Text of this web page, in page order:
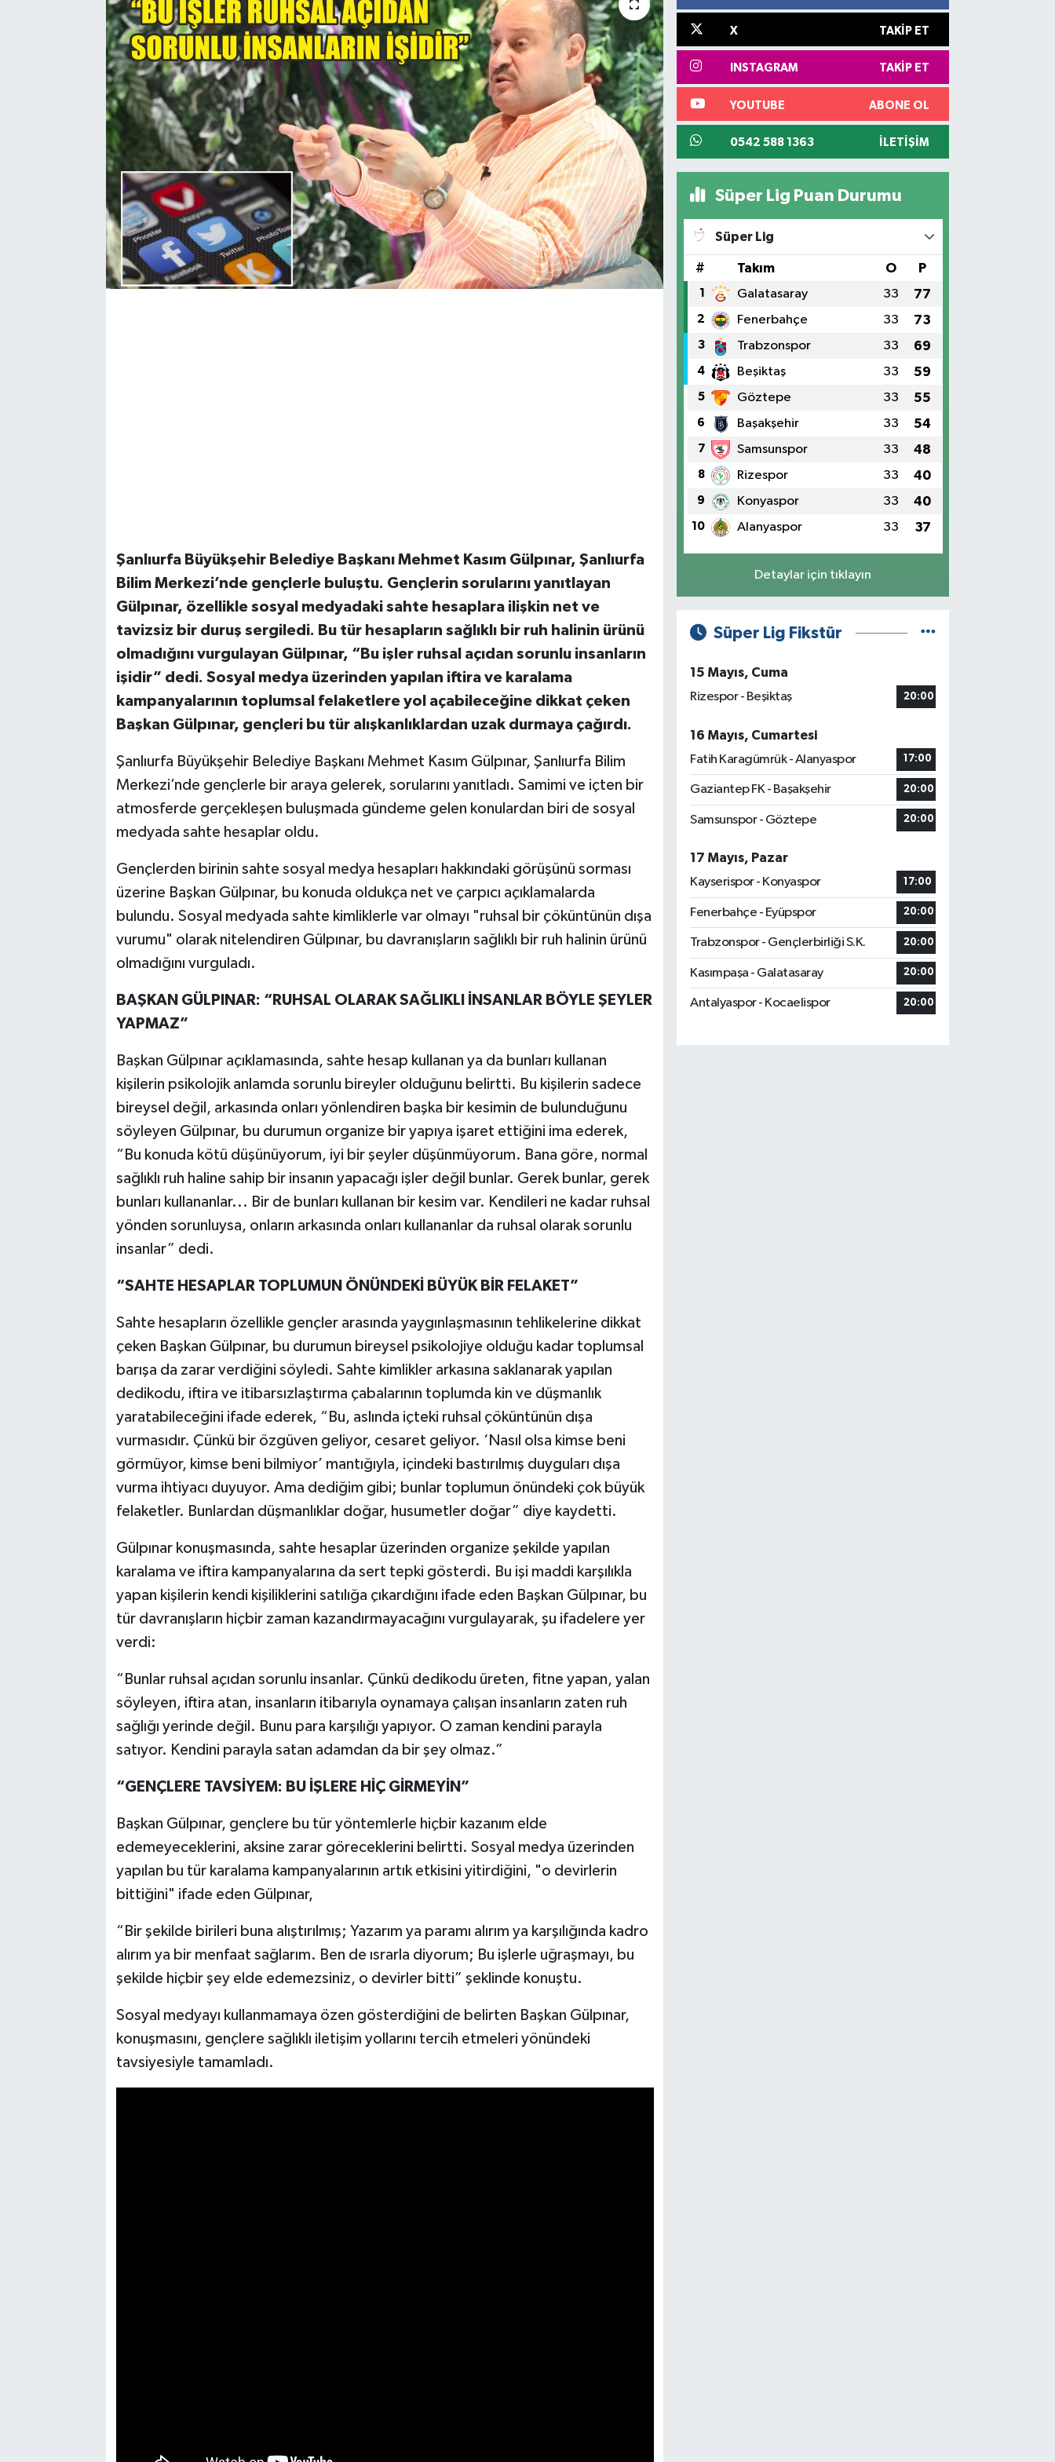
Şanlıurfa Büyükşehir Belediye Başkanı Mehmet Kasım Gülpınar, Şanlıurfa
Bilim Merkezi’nde gençlerle buluştu. Gençlerin sorularını yanıtlayan
Gülpınar, özellikle sosyal medyadaki sahte hesaplara ilişkin net ve
tavizsiz bir duruş sergiledi. Bu tür hesapların sağlıklı bir ruh halinin ürünü
olmadığını vurgulayan Gülpınar, “Bu işler ruhsal açıdan sorunlu insanların
işidir” dedi. Sosyal medya üzerinden yapılan iftira ve karalama
kampanyalarının toplumsal felaketlere yol açabileceğine dikkat çeken
Başkan Gülpınar, gençleri bu tür alışkanlıklardan uzak durmaya çağırdı.
Şanlıurfa Büyükşehir Belediye Başkanı Mehmet Kasım Gülpınar, Şanlıurfa Bilim
Merkezi’nde gençlerle bir araya gelerek, sorularını yanıtladı. Samimi ve içten bir
atmosferde gerçekleşen buluşmada gündeme gelen konulardan biri de sosyal
medyada sahte hesaplar oldu.
Gençlerden birinin sahte sosyal medya hesapları hakkındaki görüşünü sorması
üzerine Başkan Gülpınar, bu konuda oldukça net ve çarpıcı açıklamalarda
bulundu. Sosyal medyada sahte kimliklerle var olmayı "ruhsal bir çöküntünün dışa
vurumu" olarak nitelendiren Gülpınar, bu davranışların sağlıklı bir ruh halinin ürünü
olmadığını vurguladı.
BAŞKAN GÜLPINAR: “RUHSAL OLARAK SAĞLIKLI İNSANLAR BÖYLE ŞEYLER
YAPMAZ”
Başkan Gülpınar açıklamasında, sahte hesap kullanan ya da bunları kullanan
kişilerin psikolojik anlamda sorunlu bireyler olduğunu belirtti. Bu kişilerin sadece
bireysel değil, arkasında onları yönlendiren başka bir kesimin de bulunduğunu
söyleyen Gülpınar, bu durumun organize bir yapıya işaret ettiğini ima ederek,
“Bu konuda kötü düşünüyorum, iyi bir şeyler düşünmüyorum. Bana göre, normal
sağlıklı ruh haline sahip bir insanın yapacağı işler değil bunlar. Gerek bunlar, gerek
bunları kullananlar... Bir de bunları kullanan bir kesim var. Kendileri ne kadar ruhsal
yönden sorunluysa, onların arkasında onları kullananlar da ruhsal olarak sorunlu
insanlar” dedi.
“SAHTE HESAPLAR TOPLUMUN ÖNÜNDEKİ BÜYÜK BİR FELAKET”
Sahte hesapların özellikle gençler arasında yaygınlaşmasının tehlikelerine dikkat
çeken Başkan Gülpınar, bu durumun bireysel psikolojiye olduğu kadar toplumsal
barışa da zarar verdiğini söyledi. Sahte kimlikler arkasına saklanarak yapılan
dedikodu, iftira ve itibarsızlaştırma çabalarının toplumda kin ve düşmanlık
yaratabileceğini ifade ederek, “Bu, aslında içteki ruhsal çöküntünün dışa
vurmasıdır. Çünkü bir özgüven geliyor, cesaret geliyor. ‘Nasıl olsa kimse beni
görmüyor, kimse beni bilmiyor’ mantığıyla, içindeki bastırılmış duyguları dışa
vurma ihtiyacı duyuyor. Ama dediğim gibi; bunlar toplumun önündeki çok büyük
felaketler. Bunlardan düşmanlıklar doğar, husumetler doğar” diye kaydetti.
Gülpınar konuşmasında, sahte hesaplar üzerinden organize şekilde yapılan
karalama ve iftira kampanyalarına da sert tepki gösterdi. Bu işi maddi karşılıkla
yapan kişilerin kendi kişiliklerini satılığa çıkardığını ifade eden Başkan Gülpınar, bu
tür davranışların hiçbir zaman kazandırmayacağını vurgulayarak, şu ifadelere yer
verdi:
“Bunlar ruhsal açıdan sorunlu insanlar. Çünkü dedikodu üreten, fitne yapan, yalan
söyleyen, iftira atan, insanların itibarıyla oynamaya çalışan insanların zaten ruh
sağlığı yerinde değil. Bunu para karşılığı yapıyor. O zaman kendini parayla
satıyor. Kendini parayla satan adamdan da bir şey olmaz.”
“GENÇLERE TAVSİYEM: BU İŞLERE HİÇ GİRMEYİN”
Başkan Gülpınar, gençlere bu tür yöntemlerle hiçbir kazanım elde
edemeyeceklerini, aksine zarar göreceklerini belirtti. Sosyal medya üzerinden
yapılan bu tür karalama kampanyalarının artık etkisini yitirdiğini, "o devirlerin
bittiğini" ifade eden Gülpınar,
“Bir şekilde birileri buna alıştırılmış; Yazarım ya paramı alırım ya karşılığında kadro
alırım ya bir menfaat sağlarım. Ben de ısrarla diyorum; Bu işlerle uğraşmayı, bu
şekilde hiçbir şey elde edemezsiniz, o devirler bitti” şeklinde konuştu.
Sosyal medyayı kullanmamaya özen gösterdiğini de belirten Başkan Gülpınar,
konuşmasını, gençlere sağlıklı iletişim yollarını tercih etmeleri yönündeki
tavsiyesiyle tamamladı.
X TAKIP ET
INSTAGRAM TAKIP ET
YOUTUBE ABONE OL
0542 588 1363 İLETIŞIM
Süper Lig Puan Durumu
Süper Lig
# Takım O P
1 Galatasaray 33 77
2 Fenerbahçe 33 73
3 Trabzonspor 33 69
4 Beşiktaş 33 59
5 Göztepe 33 55
6 Başakşehir 33 54
7 Samsunspor 33 48
8 Rizespor 33 40
9 Konyaspor 33 40
10 Alanyaspor 33 37
Detaylar için tıklayın
Süper Lig Fikstür
15 Mayıs, Cuma
Rizespor - Beşiktaş
20:00
16 Mayıs, Cumartesi
Fatih Karagümrük - Alanyaspor
17:00
Gaziantep FK - Başakşehir 20:00
Samsunspor - Göztepe 20:00
17 Mayıs, Pazar
Kayserispor - Konyaspor
17:00
Fenerbahçe - Eyüpspor 20:00
Trabzonspor - Gençlerbirliği S.K. 20:00
Kasımpaşa - Galatasaray 20:00
Antalyaspor - Kocaelispor 20:00